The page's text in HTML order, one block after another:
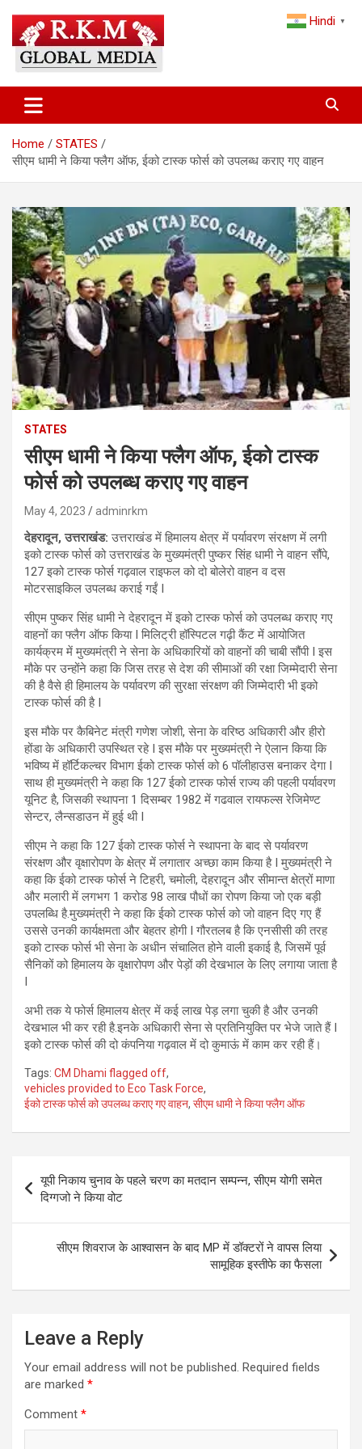
content
Latest Hindi News & Breaking
News – RKM Global Media
and the World
Home
STATES
सीएम धामी ने किया फ्लैग ऑफ, ईको टास्क फोर्स को उपलब्ध कराए गए वाहन
STATES
सीएम धामी ने किया फ्लैग ऑफ, ईको टास्क
फोर्स को उपलब्ध कराए गए वाहन
May 4, 2023 adminrkm
देहरादून, उत्तराखंड: उत्तराखंड में हिमालय क्षेत्र में पर्यावरण संरक्षण में लगी
इको टास्क फोर्स को उत्तराखंड के मुख्यमंत्री पुष्कर सिंह धामी ने वाहन सौंपे,
127 इको टास्क फोर्स गढ़वाल राइफल को दो बोलेरो वाहन व दस
मोटरसाइकिल उपलब्ध कराई गईं I
सीएम पुष्कर सिंह धामी ने देहरादून में इको टास्क फोर्स को उपलब्ध कराए गए
वाहनों का फ्लैग ऑफ किया I मिलिट्री हॉस्पिटल गढ़ी कैंट में आयोजित
कार्यक्रम में मुख्यमंत्री ने सेना के अधिकारियों को वाहनों की चाबी सौंपी I इस
मौके पर उन्होंने कहा कि जिस तरह से देश की सीमाओं की रक्षा जिम्मेदारी सेना
की है वैसे ही हिमालय के पर्यावरण की सुरक्षा संरक्षण की जिम्मेदारी भी इको
टास्क फोर्स की है I
इस मौके पर कैबिनेट मंत्री गणेश जोशी, सेना के वरिष्ठ अधिकारी और हीरो
होंडा के अधिकारी उपस्थित रहे I इस मौके पर मुख्यमंत्री ने ऐलान किया कि
भविष्य में हॉर्टिकल्चर विभाग ईको टास्क फोर्स को 6 पॉलीहाउस बनाकर देगा I
साथ ही मुख्यमंत्री ने कहा कि 127 ईको टास्क फोर्स राज्य की पहली पर्यावरण
यूनिट है, जिसकी स्थापना 1 दिसम्बर 1982 में गढवाल रायफल्स रेजिमेण्ट
सेन्टर, लैन्सडाउन में हुई थी I
सीएम ने कहा कि 127 ईको टास्क फोर्स ने स्थापना के बाद से पर्यावरण
संरक्षण और वृक्षारोपण के क्षेत्र में लगातार अच्छा काम किया है I मुख्यमंत्री ने
कहा कि ईको टास्क फोर्स ने टिहरी, चमोली, देहरादून और सीमान्त क्षेत्रों माणा
और मलारी में लगभग 1 करोड 98 लाख पौधों का रोपण किया जो एक बड़ी
उपलब्धि है.मुख्यमंत्री ने कहा कि ईको टास्क फोर्स को जो वाहन दिए गए हैं
उससे उनकी कार्यक्षमता और बेहतर होगी I गौरतलब है कि एनसीसी की तरह
इको टास्क फोर्स भी सेना के अधीन संचालित होने वाली इकाई है, जिसमें पूर्व
सैनिकों को हिमालय के वृक्षारोपण और पेड़ों की देखभाल के लिए लगाया जाता है
I
अभी तक ये फोर्स हिमालय क्षेत्र में कई लाख पेड़ लगा चुकी है और उनकी
देखभाल भी कर रही है.इनके अधिकारी सेना से प्रतिनियुक्ति पर भेजे जाते हैं I
इको टास्क फोर्स की दो कंपनिया गढ़वाल में दो कुमाऊं में काम कर रही हैं।
Tags: CM Dhami flagged off,
vehicles provided to Eco Task Force,
ईको टास्क फोर्स को उपलब्ध कराए गए वाहन, सीएम धामी ने किया फ्लैग ऑफ
navigation
यूपी निकाय चुनाव के पहले चरण का मतदान सम्पन्न, सीएम योगी समेत
दिग्गजो ने किया वोट
सीएम शिवराज के आश्वासन के बाद MP में डॉक्टरों ने वापस लिया
सामूहिक इस्तीफे का फैसला
Leave a Reply
Your email address will not be published. Required fields
are marked *
Comment *
Hindi ▼